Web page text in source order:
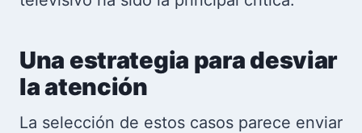
Una estrategia para desviar
la atención
La selección de estos casos parece enviar